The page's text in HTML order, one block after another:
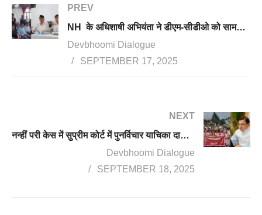
PREV
NH के अधिशाषी अभियंता ने डीएम-सीडीओ को सामने से दी चुनौती, करवा लो एफआईआर, मुझे देहरादून जाना है
Devbhoomi Dialogue
SEPTEMBER 17, 2025
NEXT
नन्हीं परी केस में सुप्रीम कोर्ट में पुनर्विचार याचिका दाखिल करेगी सरकार, सीएम ने दिए निर्देश, कोर्ट ने आरोपी को किया था बरी
Devbhoomi Dialogue
SEPTEMBER 18, 2025